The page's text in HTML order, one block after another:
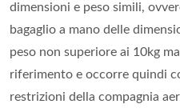
dimensioni e peso simili,
bagaglio a mano delle
peso non superiore ai 10kg
riferimento e occorre quindi
restrizioni della compagnia